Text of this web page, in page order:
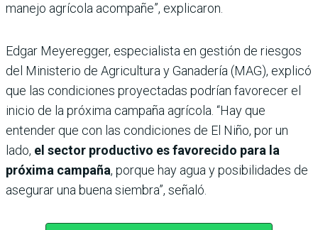
manejo agrícola acompañe”, explicaron.
Edgar Meyeregger, especialista en gestión de riesgos
del Ministerio de Agricultura y Ganadería (MAG), explicó
que las condiciones proyectadas podrían favorecer el
inicio de la próxima campaña agrícola. “Hay que
entender que con las condiciones de El Niño, por un
lado, el sector productivo es favorecido para la
próxima campaña, porque hay agua y posibilidades de
asegurar una buena siembra”, señaló.